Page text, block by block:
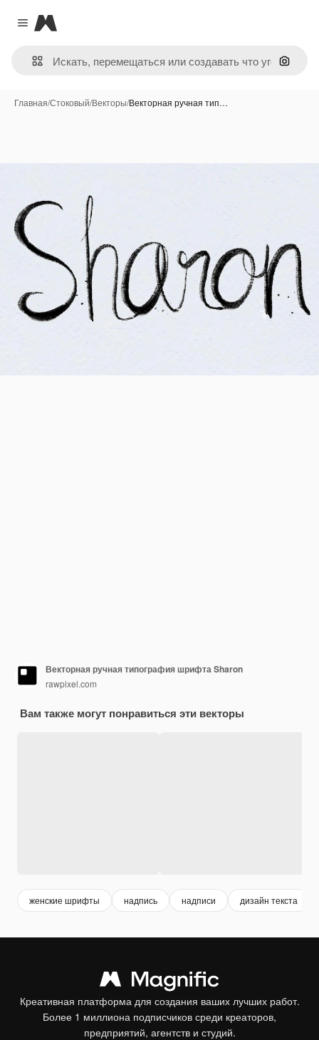
Close menu
Magnific
Поиск
Главная/Стоковый/Векторы/Векторная ручная тип…
Векторная ручная типография шрифта Sharon
rawpixel.com
Вам также могут понравиться эти векторы
женские шрифты надпись надписи дизайн текста
Креативная платформа для создания ваших лучших работ.
Более 1 миллиона подписчиков среди креаторов,
предприятий, агентств и студий.